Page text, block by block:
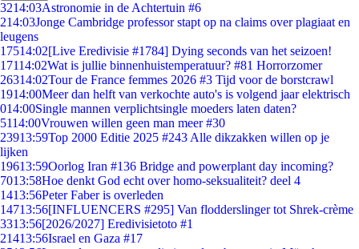
3214:03Astronomie in de Achtertuin #6
214:03Jonge Cambridge professor stapt op na claims over plagiaat en
leugens
17514:02[Live Eredivisie #1784] Dying seconds van het seizoen!
17114:02Wat is jullie binnenhuistemperatuur? #81 Horrorzomer
26314:02Tour de France femmes 2026 #3 Tijd voor de borstcrawl
1914:00Meer dan helft van verkochte auto's is volgend jaar elektrisch
014:00Single mannen verplichtsingle moeders laten daten?
5114:00Vrouwen willen geen man meer #30
23913:59Top 2000 Editie 2025 #243 Alle dikzakken willen op je
lijken
19613:59Oorlog Iran #136 Bridge and powerplant day incoming?
7013:58Hoe denkt God echt over homo-seksualiteit? deel 4
1413:56Peter Faber is overleden
14713:56[INFLUENCERS #295] Van flodderslinger tot Shrek-crème
3313:56[2026/2027] Eredivisietoto #1
21413:56Israel en Gaza #17